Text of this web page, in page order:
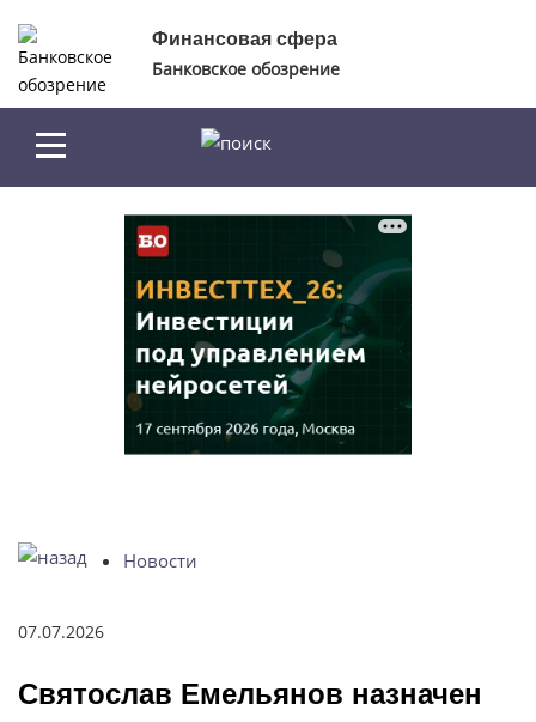
Финансовая сфера
Банковское обозрение
Новости
07.07.2026
Святослав Емельянов назначен